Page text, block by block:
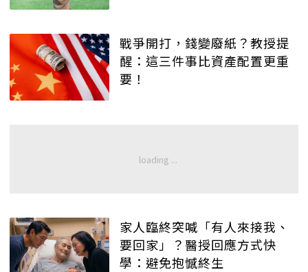
戰爭開打，錢變廢紙？教授提
醒：這三件事比資產配置更重
要！
家人臨終突喊「有人來接我、
要回家」？醫授回應方式快
學：避免抱憾終生